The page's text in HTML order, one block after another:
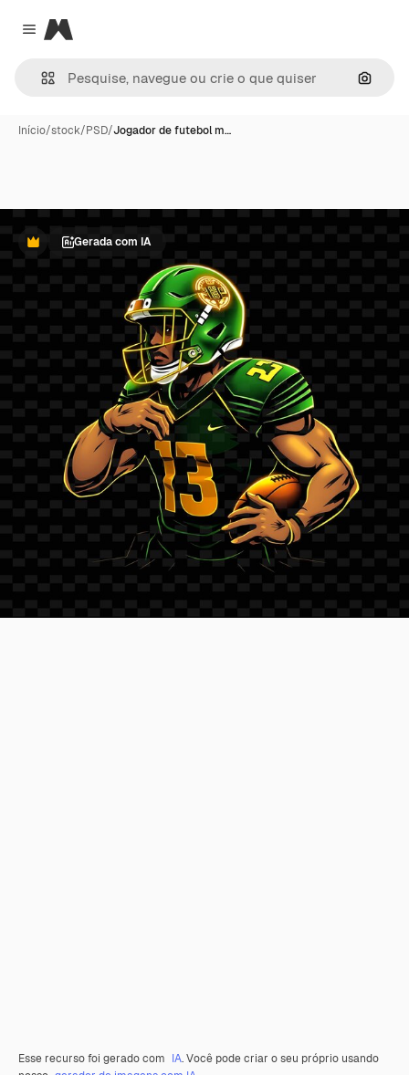
Close menu
Magnific
Início/stock/PSD/Jogador de futebol m…
PremiumGerada com IA
Esse recurso foi gerado com IA. Você pode criar o seu próprio usando